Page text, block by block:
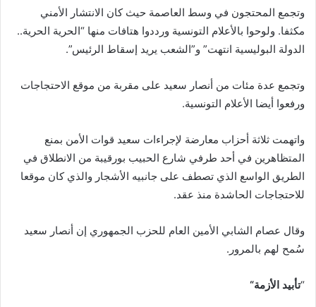
وتجمع المحتجون في وسط العاصمة حيث كان الانتشار الأمني
مكثفا. ولوحوا بالأعلام التونسية ورددوا هتافات منها “الحرية الحرية..
الدولة البوليسية انتهت” و”الشعب يريد إسقاط الرئيس”.
وتجمع عدة مئات من أنصار سعيد على مقربة من موقع الاحتجاجات
ورفعوا أيضا الأعلام التونسية.
واتهمت ثلاثة أحزاب معارضة لإجراءات سعيد قوات الأمن بمنع
المتظاهرين في أحد طرفي شارع الحبيب بورقيبة من الانطلاق في
الطريق الواسع الذي تصطف على جانبيه الأشجار والذي كان موقعا
للاحتجاجات الحاشدة منذ عقد.
وقال عصام الشابي الأمين العام للحزب الجمهوري إن أنصار سعيد
سُمح لهم بالمرور.
“تأبيد الأزمة“